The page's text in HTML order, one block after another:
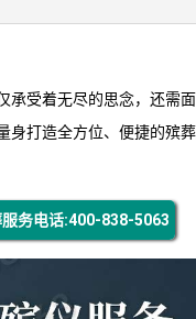
受着无尽的思念，还需面
打造全方位、便捷的殡
务电话:400-838-5063